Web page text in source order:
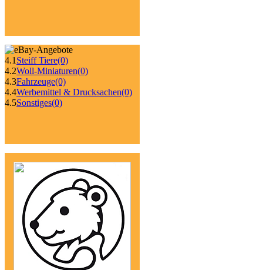
4.1 Steiff Tiere(0)
4.2Woll-Miniaturen(0)
4.3Fahrzeuge(0)
4.4Werbemittel & Drucksachen(0)
4.5Sonstiges(0)